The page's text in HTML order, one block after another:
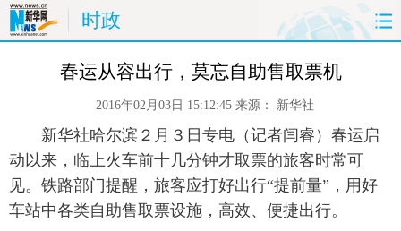
时政
首页 时政 国际 财经
体育 人事
时尚 思客 地方 法治
港澳 台湾 华人
春运从容出行，莫忘自助售取票机
2016年02月03日 15:12:45 来源： 新华社
新华社哈尔滨２月３日专电（记者闫睿）春运启
动以来，临上火车前十几分钟才取票的旅客时常可
见。铁路部门提醒，旅客应打好出行“提前量”，用好
车站中各类自助售取票设施，高效、便捷出行。